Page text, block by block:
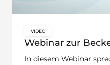
Webinar zur
key:global.content-
VIDEO
In diesem Webinar